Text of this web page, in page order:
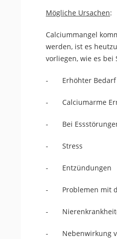
Mögliche Ursachen:
Calciummangel
werden, ist es
vorliegen, wie es
- Erhöhter Bedarf
- Calciumarme
- Bei Essstörungen
- Stress
- Entzündungen
- Problemen mit
-
- Nebenwirkung